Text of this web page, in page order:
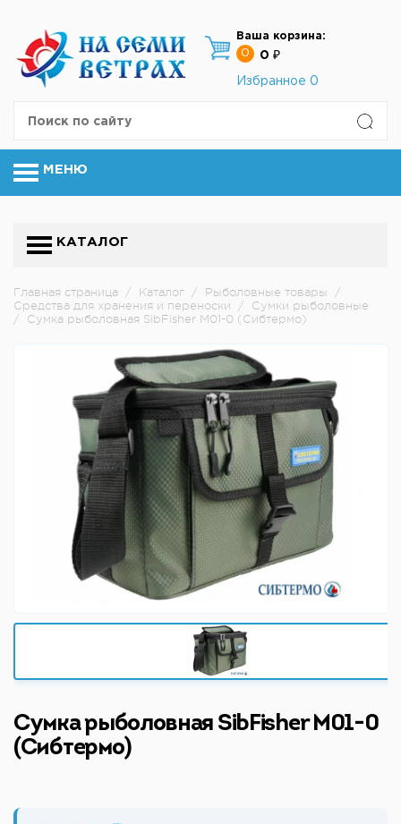
Ваша корзина:
0
0 ₽
Избранное 0
МЕНЮ
КАТАЛОГ
Главная страница / Каталог / Рыболовные товары
/
Средства для хранения и переноски
/
Сумки рыболовные
/
Сумка рыболовная SibFisher M01-0 (Сибтермо)
Сумка рыболовная SibFisher M01-0
(Сибтермо)